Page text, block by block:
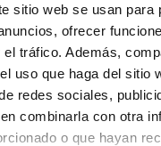
sitio web se usan para
ofrecer
tráfico. Además,
uso que haga del sitio
redes sociales,
combinarla con otra
o que hayan
anuestro
Política de Protección de